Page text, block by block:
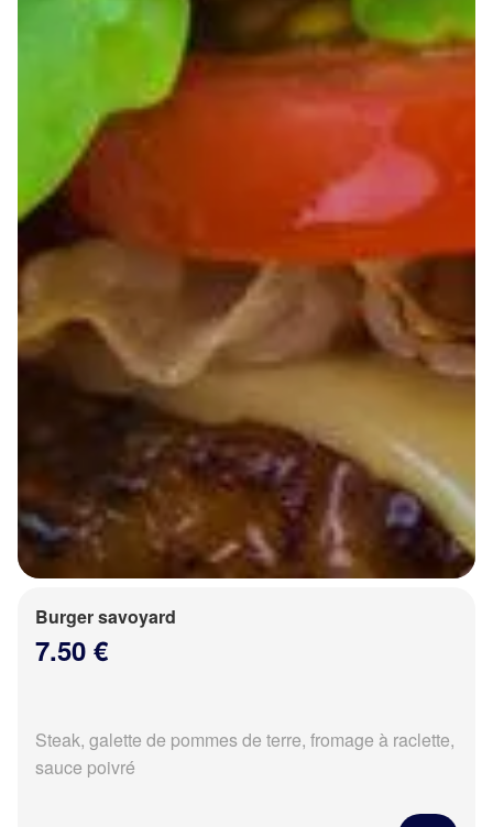
Burger savoyard
7.50 €
Steak, galette de pommes de terre, fromage à raclette,
sauce poivré